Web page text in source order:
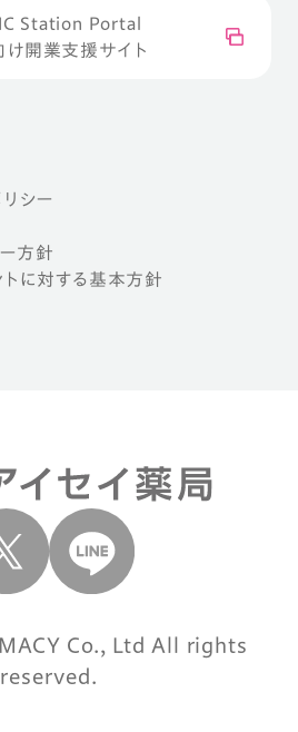
Station Portal
け開業支援サイト
シー
方針
トに対する基本方針
Co., Ltd All rights
reserved.